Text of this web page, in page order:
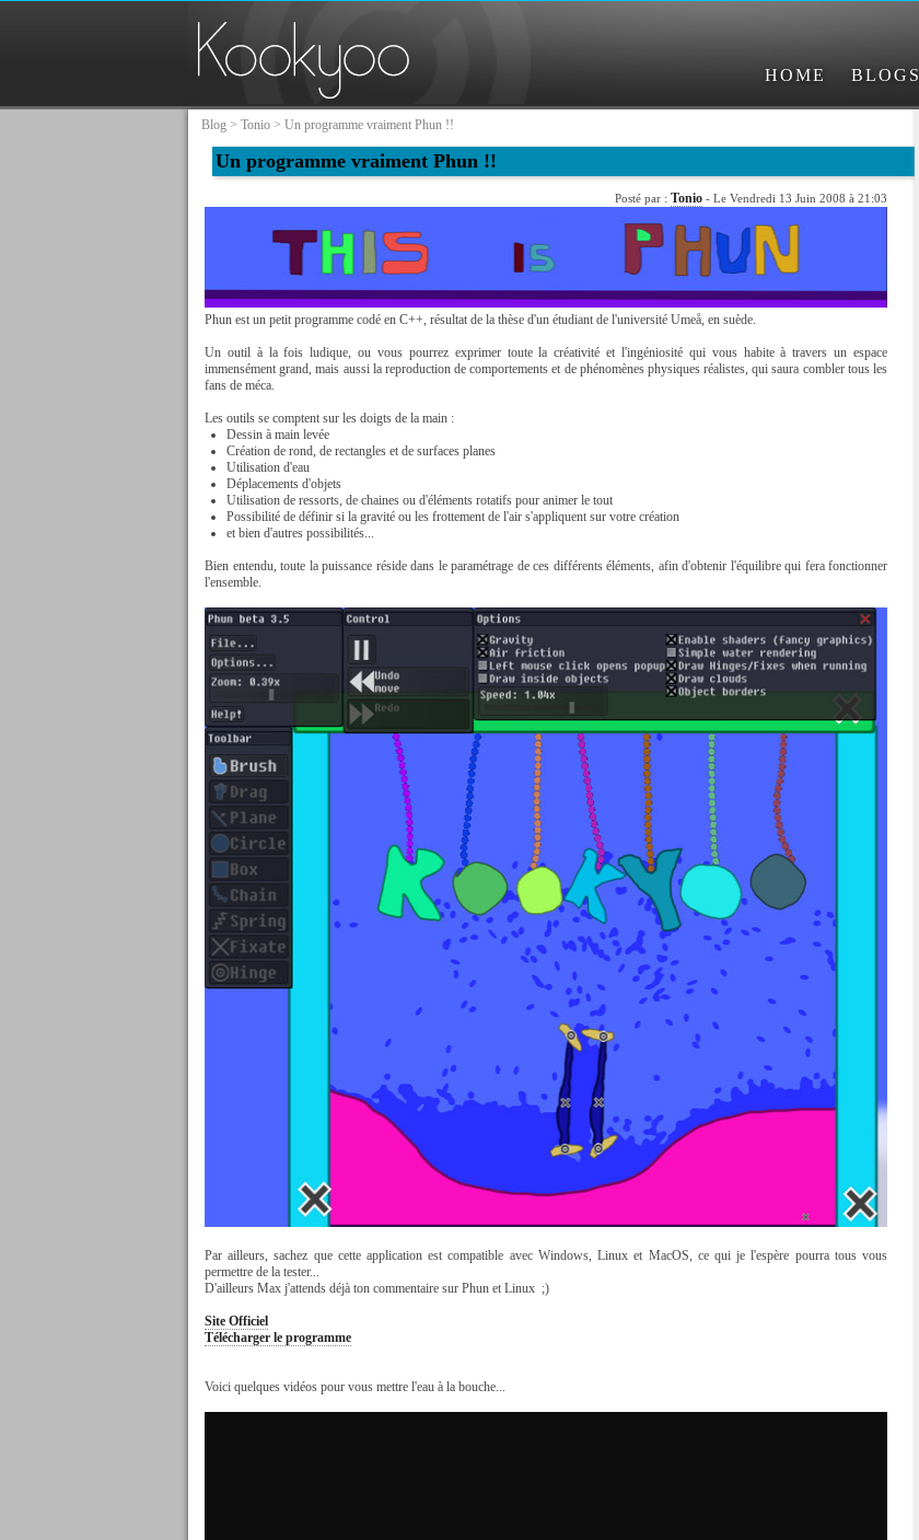
HOME BLOGS
Blog > Tonio > Un programme vraiment Phun !!
Un programme vraiment Phun !!
Posté par : Tonio - Le Vendredi 13 Juin 2008 à 21:03
Phun est un petit programme codé en C++, résultat de la thèse d'un étudiant de l'université Umeå, en suède.
Un outil à la fois ludique, ou vous pourrez exprimer toute la créativité et l'ingéniosité qui vous habite à travers un espace
immensément grand, mais aussi la reproduction de comportements et de phénomènes physiques réalistes, qui saura combler tous les
fans de méca.
Les outils se comptent sur les doigts de la main :
Dessin à main levée
Création de rond, de rectangles et de surfaces planes
Utilisation d'eau
Déplacements d'objets
Utilisation de ressorts, de chaines ou d'éléments rotatifs pour animer le tout
Possibilité de définir si la gravité ou les frottement de l'air s'appliquent sur votre création
et bien d'autres possibilités...
Bien entendu, toute la puissance réside dans le paramétrage de ces différents éléments, afin d'obtenir l'équilibre qui fera fonctionner
l'ensemble.
Par ailleurs, sachez que cette application est compatible avec Windows, Linux et MacOS, ce qui je l'espère pourra tous vous
permettre de la tester...
D'ailleurs Max j'attends déjà ton commentaire sur Phun et Linux ;)
Site Officiel
Télécharger le programme
Voici quelques vidéos pour vous mettre l'eau à la bouche...